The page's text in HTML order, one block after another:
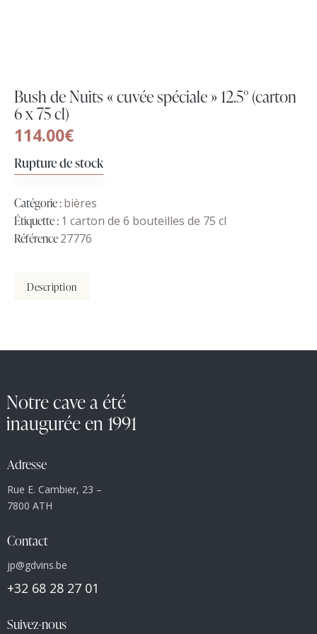
Bush de Nuits « cuvée spéciale » 12.5° (carton
6 x 75 cl)
114.00€
Rupture de stock
Catégorie :bières
Étiquette : 1 carton de 6 bouteilles de 75 cl
Référence27776
Description
Notre cave a été
inaugurée en 1991
Adresse
Rue E. Cambier, 23 –
7800 ATH
Contact
jp@gdvins.be
+32 68 28 27 01
Suivez-nous